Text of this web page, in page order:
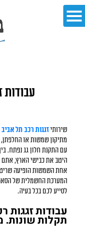
עבודות
שירותיזגגות רכב תל אביב
מתיקון שמשות או החלפתן,
עם התקנת חלון גג נפתח.
היטב את כבישי הארץ, אתם
אחת השמשות הופיעה
המערכת החשמלית של
לסייע לכם בכל בעיה.
עבודות זגגות
תקלות שונות.